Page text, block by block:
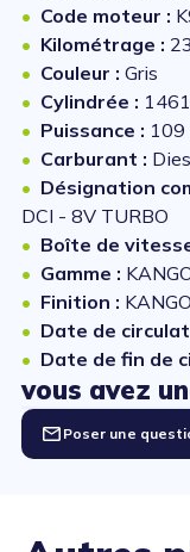
Code moteur :
Kilométrage :
Couleur : Gris
Cylindrée : 1461
Puissance : 109
Carburant :
Désignation
DCI - 8V TURBO
Boîte de
Gamme :
Finition :
Date de
Date de fin de
vous avez
Poser une